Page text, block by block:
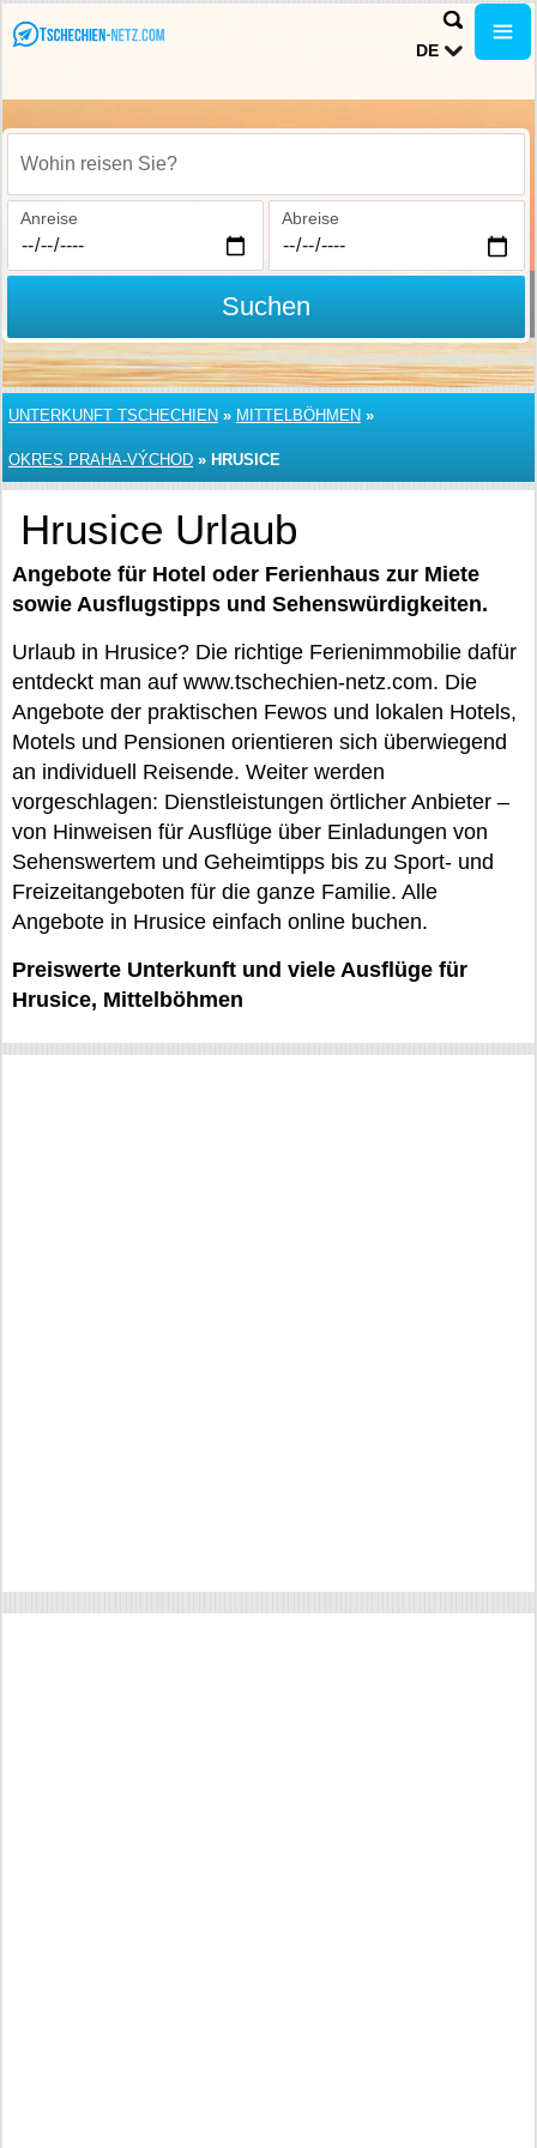
DE
Wohin reisen Sie?
Anreise Abreise
Suchen
UNTERKUNFT TSCHECHIEN » MITTELBÖHMEN »
OKRES PRAHA-VÝCHOD » HRUSICE
Hrusice Urlaub
Angebote für Hotel oder Ferienhaus zur Miete
sowie Ausflugstipps und Sehenswürdigkeiten.
Urlaub in Hrusice? Die richtige Ferienimmobilie dafür
entdeckt man auf www.tschechien-netz.com. Die
Angebote der praktischen Fewos und lokalen Hotels,
Motels und Pensionen orientieren sich überwiegend
an individuell Reisende. Weiter werden
vorgeschlagen: Dienstleistungen örtlicher Anbieter –
von Hinweisen für Ausflüge über Einladungen von
Sehenswertem und Geheimtipps bis zu Sport- und
Freizeitangeboten für die ganze Familie. Alle
Angebote in Hrusice einfach online buchen.
Preiswerte Unterkunft und viele Ausflüge für
Hrusice, Mittelböhmen